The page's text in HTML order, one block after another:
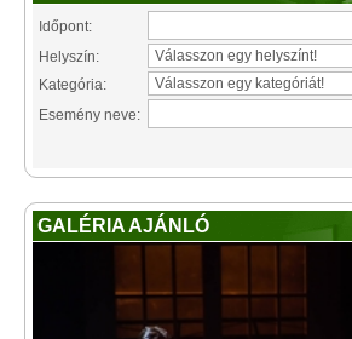
Időpont:
Helyszín:
Kategória:
Esemény neve:
GALÉRIA AJÁNLÓ